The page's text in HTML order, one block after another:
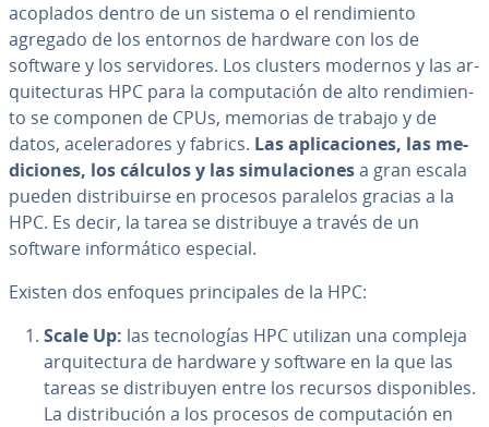
acoplados dentro de un sistema o el re­n­di­mie­n­to
agregado de los entornos de hardware con los de
software y los se­r­vi­do­res. Los clusters modernos y las ar­
qui­te­c­tu­ras HPC para la co­mpu­tación de alto re­n­di­mie­n­
to se componen de CPUs, memorias de trabajo y de
datos, ace­le­ra­do­res y fabrics. Las apli­ca­cio­nes, las me­
di­cio­nes, los cálculos y las si­mu­la­cio­nesa gran escala
pueden di­s­tri­bui­r­se en procesos paralelos gracias a la
HPC. Es decir, la tarea se di­s­tri­bu­ye a través de un
software in­fo­r­má­ti­co especial.
Existen dos enfoques pri­n­ci­pa­les de la HPC:
Scale Up: las te­c­no­lo­gías HPC utilizan una compleja
ar­qui­te­c­tu­ra de hardware y software en la que las
tareas se di­s­tri­bu­yen entre los recursos di­s­po­ni­bles.
La di­s­tri­bu­ción a los procesos de co­mpu­tación en